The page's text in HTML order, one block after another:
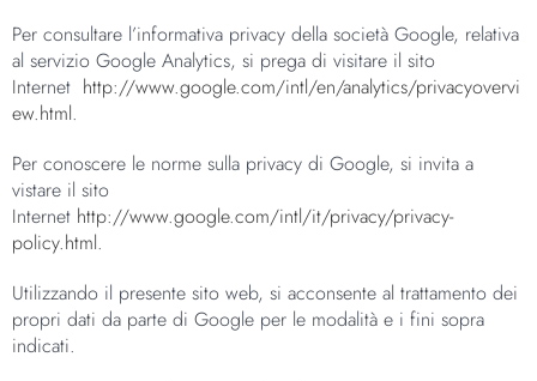
Per consultare l’informativa privacy della società Google, relativa
al servizio Google Analytics, si prega di visitare il sito
Internet http://www.google.com/intl/en/analytics/privacyovervi
ew.html.
Per conoscere le norme sulla privacy di Google, si invita a
vistare il sito
Internet http://www.google.com/intl/it/privacy/privacy-
policy.html.
Utilizzando il presente sito web, si acconsente al trattamento dei
propri dati da parte di Google per le modalità e i fini sopra
indicati.